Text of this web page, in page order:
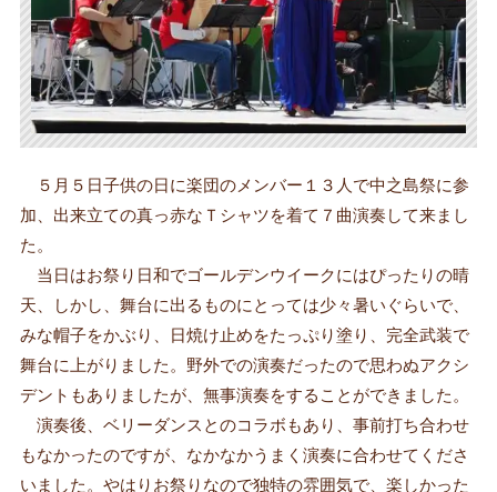
５月５日子供の日に楽団のメンバー１３人で中之島祭に参
加、出来立ての真っ赤なＴシャツを着て７曲演奏して来まし
た。
当日はお祭り日和でゴールデンウイークにはぴったりの晴
天、しかし、舞台に出るものにとっては少々暑いぐらいで、
みな帽子をかぶり、日焼け止めをたっぷり塗り、完全武装で
舞台に上がりました。野外での演奏だったので思わぬアクシ
デントもありましたが、無事演奏をすることができました。
演奏後、ベリーダンスとのコラボもあり、事前打ち合わせ
もなかったのですが、なかなかうまく演奏に合わせてくださ
いました。やはりお祭りなので独特の雰囲気で、楽しかった